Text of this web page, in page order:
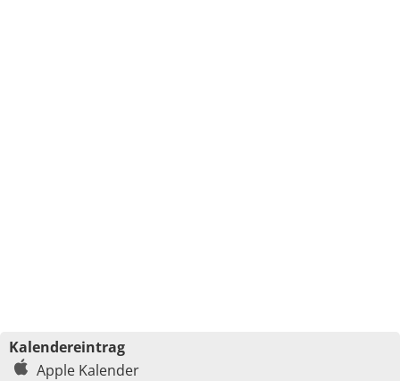
Kalendereintrag
Apple Kalender